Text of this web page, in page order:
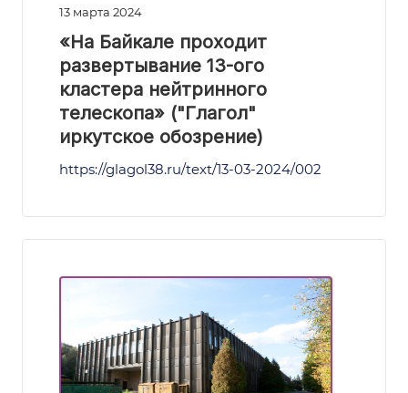
13 марта 2024
«На Байкале проходит
развертывание 13-ого
кластера нейтринного
телескопа» ("Глагол"
иркутское обозрение)
https://glagol38.ru/text/13-03-2024/002